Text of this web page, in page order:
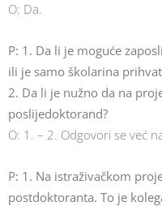
O: Da.
P: 1. Da li je moguće
ili je samo školarina
2. Da li je nužno da na
poslijedoktorand?
O: 1. – 2. Odgovori se već
P: 1. Na istraživačkom
postdoktoranta. To je